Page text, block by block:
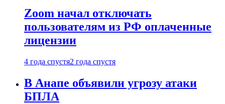
Zoom начал отключать
пользователям из РФ оплаченные
лицензии
4 года спустя2 года спустя
В Анапе объявили угрозу атаки
БПЛА